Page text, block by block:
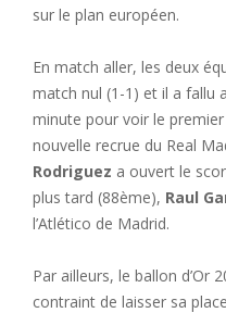
sur le plan européen.
En match aller, les deux
match nul (1-1) et il a fallu
minute pour voir le
nouvelle recrue du Real
Rodriguez a ouvert le
plus tard (88ème), Raul
l’Atlético de Madrid.
Par ailleurs, le ballon d’Or
contraint de laisser sa